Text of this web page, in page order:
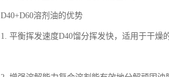
D40+D60溶剂油的优势
1. 平衡挥发速度D40馏分挥发快，适用于干燥